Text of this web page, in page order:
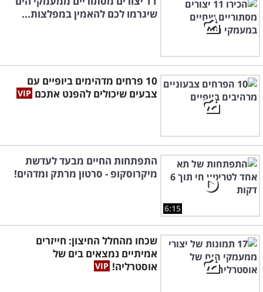
שיגרמו לכם להאמין במפלצות...
10 פרחים מדהימים ביופיים עם
צבעים שיכולים להפנט אתכם
6:15
התפתחות החיים מבעד לעדשת
מיקרוסקופ - סרטון מרתק ומדהים!
שכחו מהחלל החיצון: חייזרים
אמיתיים נמצאים בים של
אוסטרליה!